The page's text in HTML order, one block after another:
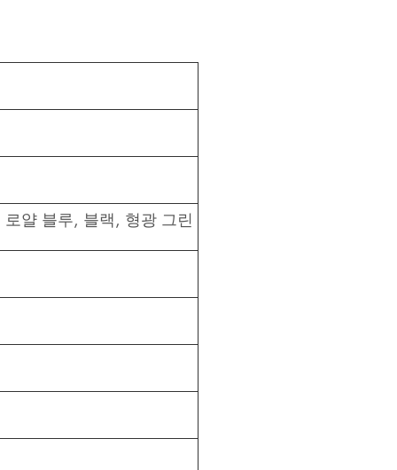
얄 블루, 블랙, 형광 그린